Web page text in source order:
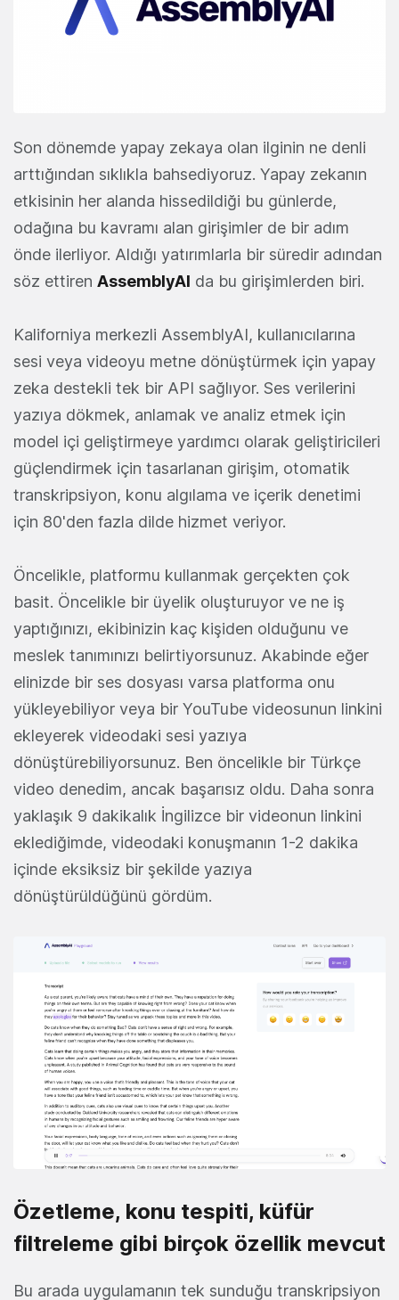
Son dönemde yapay zekaya olan ilginin ne denli
arttığından sıklıkla bahsediyoruz. Yapay zekanın
etkisinin her alanda hissedildiği bu günlerde,
odağına bu kavramı alan girişimler de bir adım
önde ilerliyor. Aldığı yatırımlarla bir süredir adından
söz ettiren AssemblyAI da bu girişimlerden biri.
Kaliforniya merkezli AssemblyAI, kullanıcılarına
sesi veya videoyu metne dönüştürmek için yapay
zeka destekli tek bir API sağlıyor. Ses verilerini
yazıya dökmek, anlamak ve analiz etmek için
model içi geliştirmeye yardımcı olarak geliştiricileri
güçlendirmek için tasarlanan girişim, otomatik
transkripsiyon, konu algılama ve içerik denetimi
için 80'den fazla dilde hizmet veriyor.
Öncelikle, platformu kullanmak gerçekten çok
basit. Öncelikle bir üyelik oluşturuyor ve ne iş
yaptığınızı, ekibinizin kaç kişiden olduğunu ve
meslek tanımınızı belirtiyorsunuz. Akabinde eğer
elinizde bir ses dosyası varsa platforma onu
yükleyebiliyor veya bir YouTube videosunun linkini
ekleyerek videodaki sesi yazıya
dönüştürebiliyorsunuz. Ben öncelikle bir Türkçe
video denedim, ancak başarısız oldu. Daha sonra
yaklaşık 9 dakikalık İngilizce bir videonun linkini
eklediğimde, videodaki konuşmanın 1-2 dakika
içinde eksiksiz bir şekilde yazıya
dönüştürüldüğünü gördüm.
Özetleme, konu tespiti, küfür
filtreleme gibi birçok özellik mevcut
Bu arada uygulamanın tek sunduğu transkripsiyon